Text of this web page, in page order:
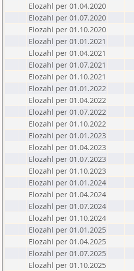
Elozahl per 01.04.2020
Elozahl per 01.07.2020
Elozahl per 01.10.2020
Elozahl per 01.01.2021
Elozahl per 01.04.2021
Elozahl per 01.07.2021
Elozahl per 01.10.2021
Elozahl per 01.01.2022
Elozahl per 01.04.2022
Elozahl per 01.07.2022
Elozahl per 01.10.2022
Elozahl per 01.01.2023
Elozahl per 01.04.2023
Elozahl per 01.07.2023
Elozahl per 01.10.2023
Elozahl per 01.01.2024
Elozahl per 01.04.2024
Elozahl per 01.07.2024
Elozahl per 01.10.2024
Elozahl per 01.01.2025
Elozahl per 01.04.2025
Elozahl per 01.07.2025
Elozahl per 01.10.2025